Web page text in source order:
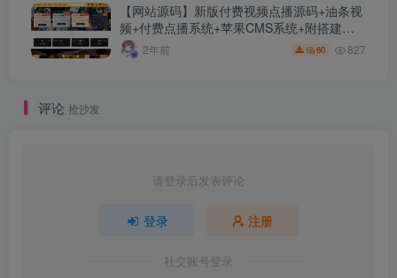
【网站源码】新版付费视频点播源码+油条视
频+付费点播系统+苹果CMS系统+附搭建教
程+采集接口及规则介绍
2年前 60 827
评论 抢沙发
请登录后发表评论
登录 注册
社交账号登录